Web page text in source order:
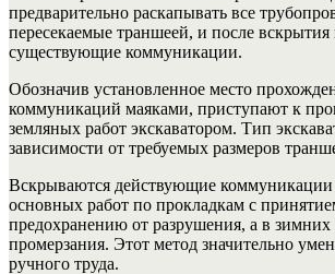
предварительно раскапывать все
пересекаемые траншеей, и после вскрытия
существующие коммуникации.
Обозначив установленное место
коммуникаций маяками, приступают к
земляных работ экскаватором. Тип
зависимости от требуемых размеров
Вскрываются действующие коммуникации
основных работ по прокладкам с
предохранению от разрушения, а в
промерзания. Этот метод значительно
ручного труда.